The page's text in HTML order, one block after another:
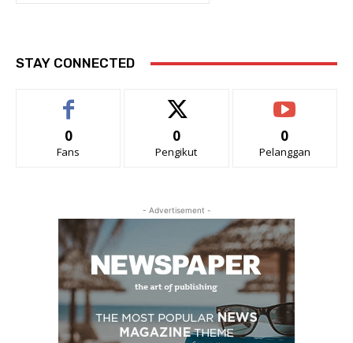
STAY CONNECTED
0
Fans
0
Pengikut
0
Pelanggan
- Advertisement -